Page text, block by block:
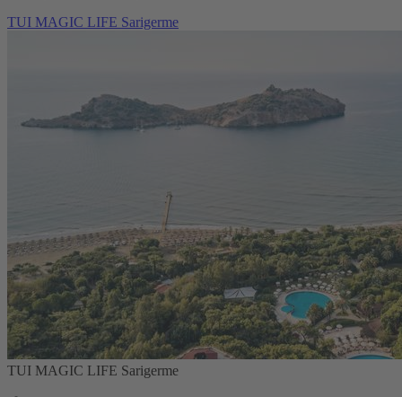
TUI MAGIC LIFE Sarigerme
TUI MAGIC LIFE Sarigerme